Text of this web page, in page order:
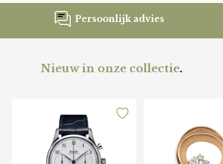
Persoonlijk advies
Nieuw in onze collectie.